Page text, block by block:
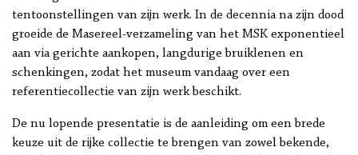
tentoonstellingen van zijn werk. In de decennia na zijn dood
groeide de Masereel-verzameling van het MSK exponentieel
aan via gerichte aankopen, langdurige bruiklenen en
schenkingen, zodat het museum vandaag over een
referentiecollectie van zijn werk beschikt.
De nu lopende presentatie is de aanleiding om een brede
keuze uit de rijke collectie te brengen van zowel bekende,